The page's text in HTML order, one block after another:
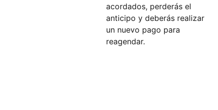
acordados, perderás el
anticipo y deberás realizar
un nuevo pago para
reagendar.